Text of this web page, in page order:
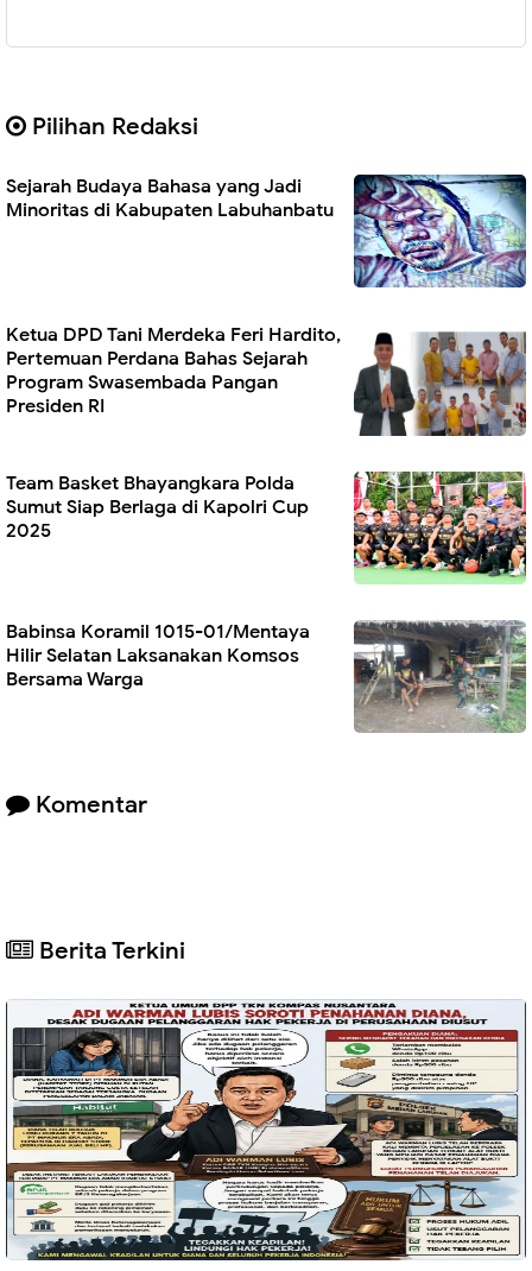
Pilihan Redaksi
Sejarah Budaya Bahasa yang Jadi
Minoritas di Kabupaten Labuhanbatu
Ketua DPD Tani Merdeka Feri Hardito,
Pertemuan Perdana Bahas Sejarah
Program Swasembada Pangan
Presiden RI
Team Basket Bhayangkara Polda
Sumut Siap Berlaga di Kapolri Cup
2025
Babinsa Koramil 1015-01/Mentaya
Hilir Selatan Laksanakan Komsos
Bersama Warga
Komentar
Berita Terkini